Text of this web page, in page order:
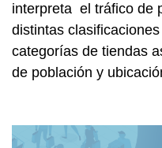
interpreta el tráfico de
distintas
categorías de tiendas
de población y